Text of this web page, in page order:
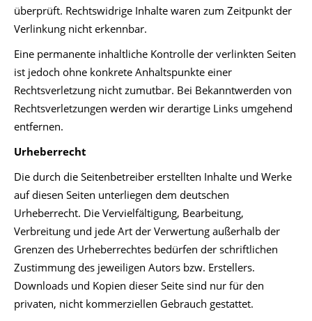
überprüft. Rechtswidrige Inhalte waren zum Zeitpunkt der
Verlinkung nicht erkennbar.
Eine permanente inhaltliche Kontrolle der verlinkten Seiten
ist jedoch ohne konkrete Anhaltspunkte einer
Rechtsverletzung nicht zumutbar. Bei Bekanntwerden von
Rechtsverletzungen werden wir derartige Links umgehend
entfernen.
Urheberrecht
Die durch die Seitenbetreiber erstellten Inhalte und Werke
auf diesen Seiten unterliegen dem deutschen
Urheberrecht. Die Vervielfältigung, Bearbeitung,
Verbreitung und jede Art der Verwertung außerhalb der
Grenzen des Urheberrechtes bedürfen der schriftlichen
Zustimmung des jeweiligen Autors bzw. Erstellers.
Downloads und Kopien dieser Seite sind nur für den
privaten, nicht kommerziellen Gebrauch gestattet.